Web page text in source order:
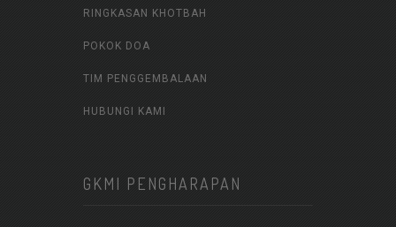
RINGKASAN KHOTBAH
POKOK DOA
TIM PENGGEMBALAAN
HUBUNGI KAMI
GKMI PENGHARAPAN